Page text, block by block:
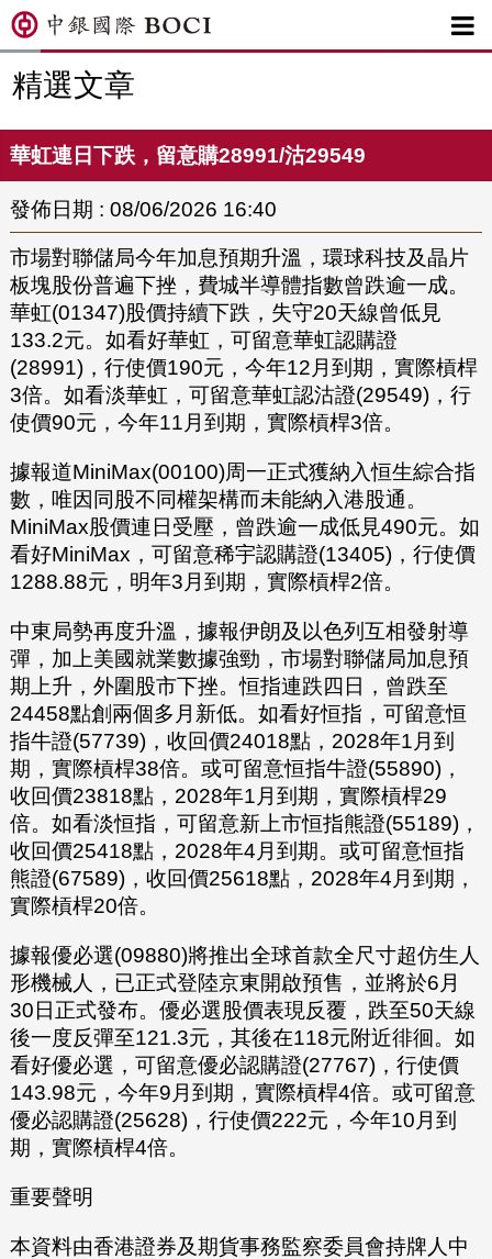

精選文章
華虹連日下跌，留意購28991/沽29549
發佈日期 : 08/06/2026 16:40
市場對聯儲局今年加息預期升溫，環球科技及晶片
板塊股份普遍下挫，費城半導體指數曾跌逾一成。
華虹(01347)股價持續下跌，失守20天線曾低見
133.2元。如看好華虹，可留意華虹認購證
(28991)，行使價190元，今年12月到期，實際槓桿
3倍。如看淡華虹，可留意華虹認沽證(29549)，行
使價90元，今年11月到期，實際槓桿3倍。
據報道MiniMax(00100)周一正式獲納入恒生綜合指
數，唯因同股不同權架構而未能納入港股通。
MiniMax股價連日受壓，曾跌逾一成低見490元。如
看好MiniMax，可留意稀宇認購證(13405)，行使價
1288.88元，明年3月到期，實際槓桿2倍。
中東局勢再度升溫，據報伊朗及以色列互相發射導
彈，加上美國就業數據強勁，市場對聯儲局加息預
期上升，外圍股市下挫。恒指連跌四日，曾跌至
24458點創兩個多月新低。如看好恒指，可留意恒
指牛證(57739)，收回價24018點，2028年1月到
期，實際槓桿38倍。或可留意恒指牛證(55890)，
收回價23818點，2028年1月到期，實際槓桿29
倍。如看淡恒指，可留意新上市恒指熊證(55189)，
收回價25418點，2028年4月到期。或可留意恒指
熊證(67589)，收回價25618點，2028年4月到期，
實際槓桿20倍。
據報優必選(09880)將推出全球首款全尺寸超仿生人
形機械人，已正式登陸京東開啟預售，並將於6月
30日正式發布。優必選股價表現反覆，跌至50天線
後一度反彈至121.3元，其後在118元附近徘徊。如
看好優必選，可留意優必認購證(27767)，行使價
143.98元，今年9月到期，實際槓桿4倍。或可留意
優必認購證(25628)，行使價222元，今年10月到
期，實際槓桿4倍。
重要聲明
本資料由香港證券及期貨事務監察委員會持牌人中